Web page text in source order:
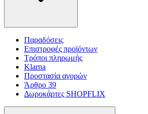
Παραδόσεις
Επιστροφές προϊόντων
Τρόποι πληρωμής
Klarna
Προστασία αγορών
Άρθρο 39
Δωροκάρτες SHOPFLIX